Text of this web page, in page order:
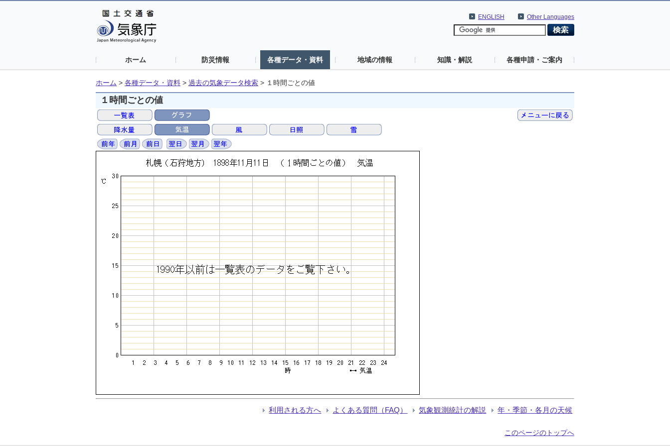
Other Languages
ENGLISH
ホーム 防災情報 各種データ・資料 地域の情報 知識・解説 各種申請・ご案内
ホーム > 各種データ・資料 > 過去の気象データ検索 > １時間ごとの値
１時間ごとの値
利用される方へ よくある質問（FAQ） 気象観測統計の解説 年・季節・各月の天候
このページのトップへ